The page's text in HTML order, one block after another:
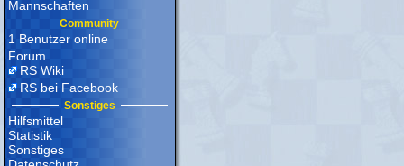
Mannschaften
Community
1 Benutzer online
Forum
RS Wiki
RS bei Facebook
Sonstiges
Hilfsmittel
Statistik
Sonstiges